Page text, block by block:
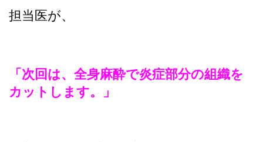
担当医が、
「次回は、全身麻酔で炎症部分の組織を
カットします。」